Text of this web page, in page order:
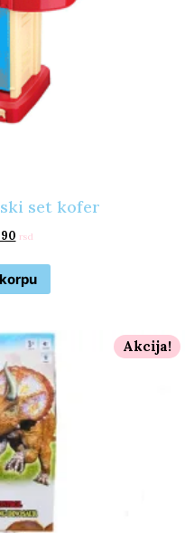
set kofer
rsd
Akcija!